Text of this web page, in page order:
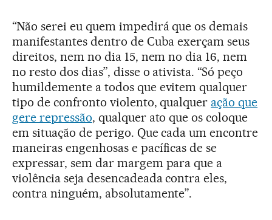
“Não serei eu quem impedirá que os demais
manifestantes dentro de Cuba exerçam seus
direitos, nem no dia 15, nem no dia 16, nem
no resto dos dias”, disse o ativista. “Só peço
humildemente a todos que evitem qualquer
tipo de confronto violento, qualquer ação que
gere repressão, qualquer ato que os coloque
em situação de perigo. Que cada um encontre
maneiras engenhosas e pacíficas de se
expressar, sem dar margem para que a
violência seja desencadeada contra eles,
contra ninguém, absolutamente”.